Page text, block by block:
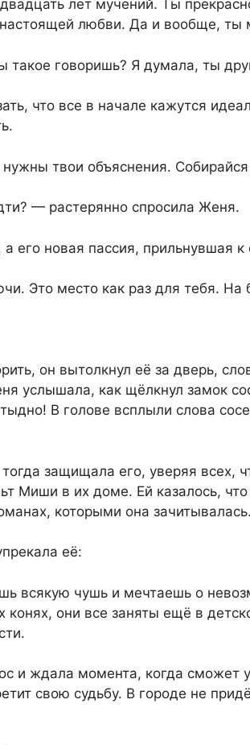
лет мучений. Ты
любви. Да и вообще, ты
такое говоришь? Я думала, ты
что все в начале кажутся
твои объяснения.
— растерянно спросила Женя.
его новая пассия, прильнувшая
Это место как раз для тебя. На
он вытолкнул её за дверь,
услышала, как щёлкнул замок
В голове всплыли слова
защищала его, уверяя всех,
Миши в их доме. Ей казалось,
которыми она
её:
всякую чушь и мечтаешь о
конях, они все заняты ещё в
и ждала момента, когда сможет
свою судьбу. В городе не